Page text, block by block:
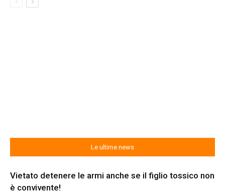
Le ultime news
Vietato detenere le armi anche se il figlio tossico non
è convivente!